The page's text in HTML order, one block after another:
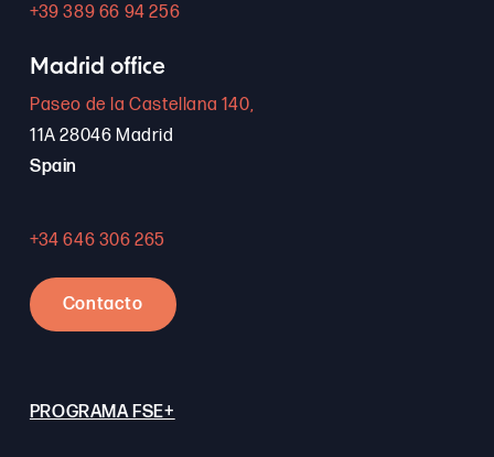
+39 389 66 94 256
Madrid office
Paseo de la Castellana 140,
11A 28046 Madrid
Spain
+34 646 306 265
Contacto
PROGRAMA FSE+